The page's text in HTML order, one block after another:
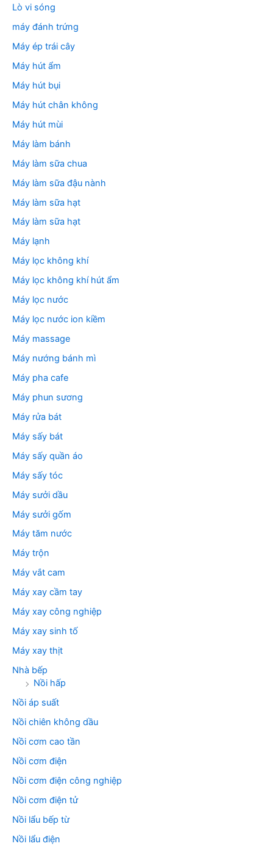
Lò vi sóng
máy đánh trứng
Máy ép trái cây
Máy hút ẩm
Máy hút bụi
Máy hút chân không
Máy hút mùi
Máy làm bánh
Máy làm sữa chua
Máy làm sữa đậu nành
Máy làm sữa hạt
Máy làm sữa hạt
Máy lạnh
Máy lọc không khí
Máy lọc không khí hút ẩm
Máy lọc nước
Máy lọc nước ion kiềm
Máy massage
Máy nướng bánh mì
Máy pha cafe
Máy phun sương
Máy rửa bát
Máy sấy bát
Máy sấy quần áo
Máy sấy tóc
Máy sưởi dầu
Máy sưởi gốm
Máy tăm nước
Máy trộn
Máy vắt cam
Máy xay cầm tay
Máy xay công nghiệp
Máy xay sinh tố
Máy xay thịt
Nhà bếp
Nồi hấp
Nồi áp suất
Nồi chiên không dầu
Nồi cơm cao tần
Nồi cơm điện
Nồi cơm điện công nghiệp
Nồi cơm điện tử
Nồi lẩu bếp từ
Nồi lẩu điện